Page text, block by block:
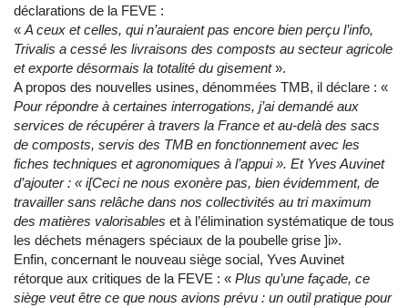
déclarations de la FEVE :
« A ceux et celles, qui n’auraient pas encore bien perçu l’info,
Trivalis a cessé les livraisons des composts au secteur agricole
et exporte désormais la totalité du gisement».
A propos des nouvelles usines, dénommées TMB, il déclare : «
Pour répondre à certaines interrogations, j’ai demandé aux
services de récupérer à travers la France et au-delà des sacs
de composts, servis des TMB en fonctionnement avec les
fiches techniques et agronomiques à l’appui ». Et Yves Auvinet
d’ajouter : « i[Ceci ne nous exonère pas, bien évidemment, de
travailler sans relâche dans nos collectivités au tri maximum
des matières valorisables et à l’élimination systématique de tous
les déchets ménagers spéciaux de la poubelle grise ]i».
Enfin, concernant le nouveau siège social, Yves Auvinet
rétorque aux critiques de la FEVE : « Plus qu’une façade, ce
siège veut être ce que nous avions prévu : un outil pratique pour